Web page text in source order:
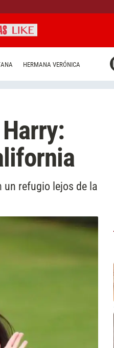
HERMANA VERÓNICA
un refugio lejos de la